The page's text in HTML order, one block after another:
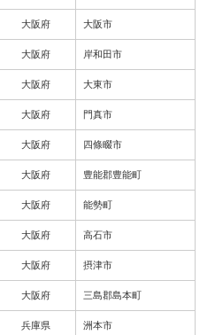
大阪府 大阪市
大阪府 岸和田市
大阪府 大東市
大阪府 門真市
大阪府 四條畷市
大阪府 豊能郡豊能町
大阪府 能勢町
大阪府 高石市
大阪府 摂津市
大阪府 三島郡島本町
兵庫県 洲本市